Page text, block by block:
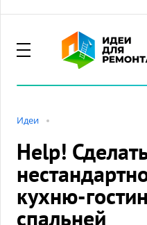
Идеи
Help!
кухню-
спальней